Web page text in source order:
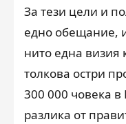
За тези цели и
едно обещание,
нито една визия
толкова остри
300 000 човека в
разлика от